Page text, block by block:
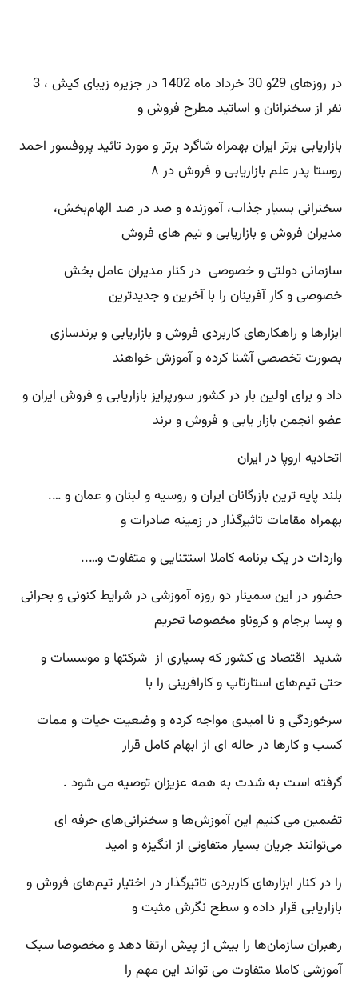
در روزهای 29و 30 خرداد ماه 1402 در جزیره زیبای کیش ، 3
نفر از سخنرانان و اساتید مطرح فروش و
بازاریابی برتر ایران بهمراه شاگرد برتر و مورد تائید پروفسور احمد
روستا پدر علم بازاریابی و فروش در ۸
سخنرانی بسیار جذاب، آموزنده و صد در صد الهام‌بخش،
مدیران فروش و بازاریابی و‌ تیم های فروش
سازمانی دولتی و خصوصی در کنار مدیران عامل بخش
خصوصی و کار آفرینان را با آخرین و جدیدترین
ابزارها و راهکارهای کاربردی فروش و بازاریابی و برندسازی
بصورت تخصصی آشنا کرده و آموزش خواهند
داد و برای اولین بار در کشور سورپرایز بازاریابی و فروش ایران و
عضو انجمن بازار یابی و فروش و برند
اتحادیه اروپا در ایران
بلند پایه ترین بازرگانان ایران و روسیه و لبنان و عمان و ….
بهمراه مقامات تاثیرگذار در زمینه صادرات و
واردات در یک برنامه کاملا استثنایی و متفاوت و…..
حضور در این سمینار دو‌ روزه آموزشی در شرایط کنونی و بحرانی
و پسا برجام و کروناو مخصوصا تحریم
شدید اقتصاد ی کشور که بسیاری از شرکتها و موسسات و
حتی تیم‌های استارتاپ و کارافرینی را با
سرخوردگی و نا امیدی مواجه کرده و وضعیت حیات و ممات
کسب و کارها در حاله ای از ابهام کامل قرار
گرفته است به شدت به همه عزیزان توصیه می شود .
تضمین می کنیم این آموزش‌ها و سخنرانی‌های حرفه ای
می‌توانند جریان بسیار متفاوتی از انگیزه و امید
را در کنار ابزارهای کاربردی تاثیرگذار در اختیار تیم‌های فروش و
بازاریابی قرار داده و سطح نگرش مثبت و
رهبران سازمان‌ها را بیش از پیش ارتقا دهد و مخصوصا سبک
آموزشی کاملا متفاوت می تواند این مهم را